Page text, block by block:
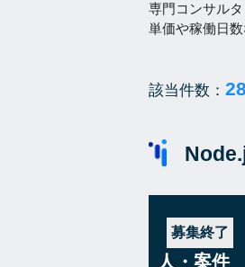
専門コンサル
単価や稼働日
該当件数：
募集終了
人・案件